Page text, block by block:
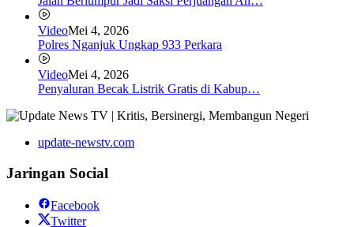
VideoMei 4, 2026
Polres Nganjuk Ungkap 933 Perkara
VideoMei 4, 2026
Penyaluran Becak Listrik Gratis di Kabup…
update-newstv.com
Jaringan Social
Facebook
Twitter